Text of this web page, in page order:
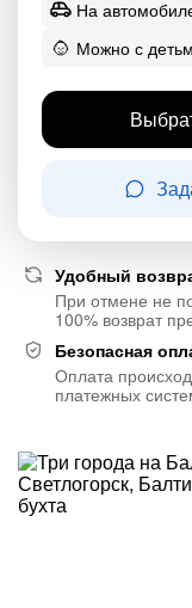
На
Можно с
Удобный
При отмене не
100% возврат
Безопасная
Оплата
платежных